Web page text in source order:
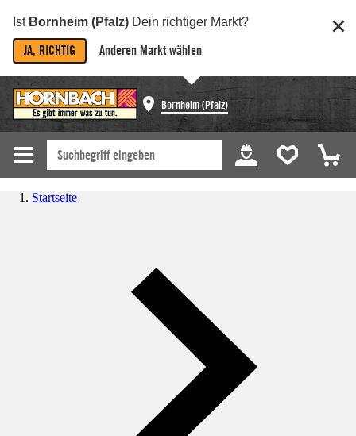
Ist Bornheim (Pfalz) Dein richtiger Markt?
JA, RICHTIG Anderen Markt wählen
Bornheim (Pfalz)
Startseite